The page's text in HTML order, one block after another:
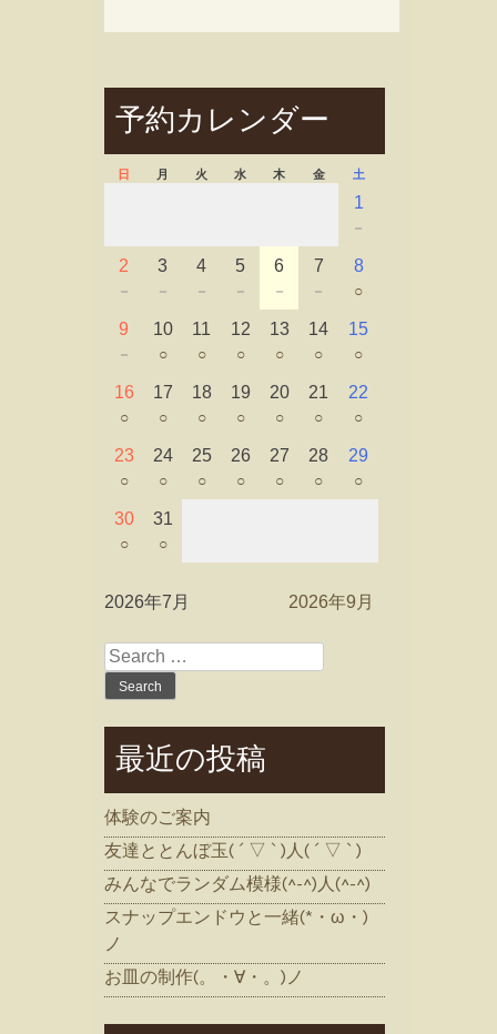
予約カレンダー
日 月 火 水 木 金 土
1
－
2
－
3
－
4
－
5
－
6
－
7
－
8
○
9
－
10
○
11
○
12
○
13
○
14
○
15
○
16
○
17
○
18
○
19
○
20
○
21
○
22
○
23
○
24
○
25
○
26
○
27
○
28
○
29
○
30
○
31
○
2026年7月 2026年9月
Search
for:
最近の投稿
体験のご案内
友達ととんぼ玉( ´ ▽ ` )人( ´ ▽ ` )
みんなでランダム模様(^-^)人(^-^)
スナップエンドウと一緒(*・ω・)
ノ
お皿の制作(。・∀・。)ノ